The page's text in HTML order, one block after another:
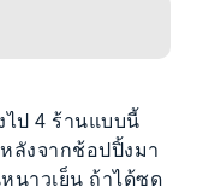
ไป 4 ร้านแบบนี้
ลังจากช้อปปิ้งมา
นาวเย็น ถ้าได้ซด